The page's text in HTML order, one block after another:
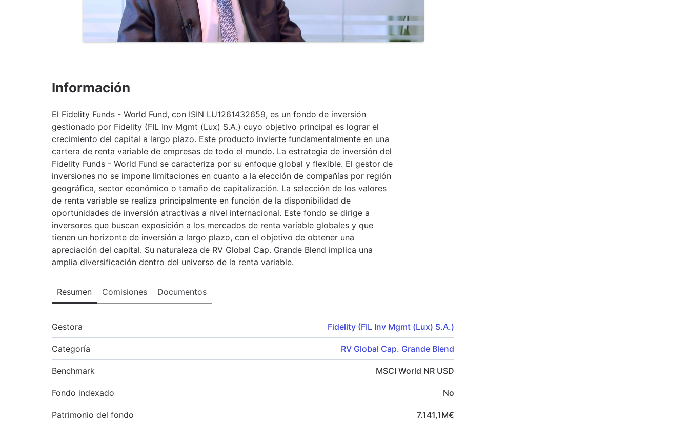
Información
El Fidelity Funds - World Fund, con ISIN LU1261432659, es un fondo de inversión
gestionado por Fidelity (FIL Inv Mgmt (Lux) S.A.) cuyo objetivo principal es lograr el
crecimiento del capital a largo plazo. Este producto invierte fundamentalmente en una
cartera de renta variable de empresas de todo el mundo. La estrategia de inversión del
Fidelity Funds - World Fund se caracteriza por su enfoque global y flexible. El gestor de
inversiones no se impone limitaciones en cuanto a la elección de compañías por región
geográfica, sector económico o tamaño de capitalización. La selección de los valores
de renta variable se realiza principalmente en función de la disponibilidad de
oportunidades de inversión atractivas a nivel internacional. Este fondo se dirige a
inversores que buscan exposición a los mercados de renta variable globales y que
tienen un horizonte de inversión a largo plazo, con el objetivo de obtener una
apreciación del capital. Su naturaleza de RV Global Cap. Grande Blend implica una
amplia diversificación dentro del universo de la renta variable.
Resumen Comisiones Documentos
Gestora Fidelity (FIL Inv Mgmt (Lux) S.A.)
Categoría RV Global Cap. Grande Blend
Benchmark MSCI World NR USD
Fondo indexado No
Patrimonio del fondo 7.141,1M€